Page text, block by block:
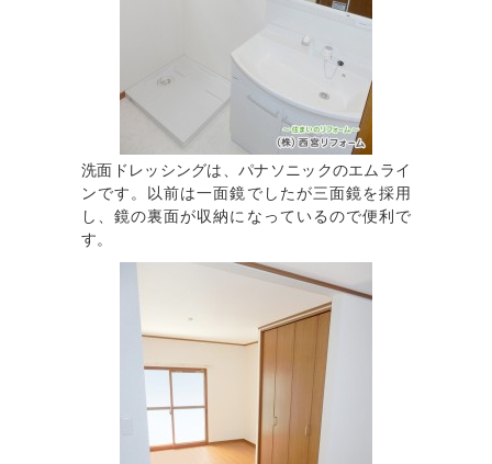
洗面ドレッシングは、パナソニックのエムライ
ンです。以前は一面鏡でしたが三面鏡を採用
し、鏡の裏面が収納になっているので便利で
す。